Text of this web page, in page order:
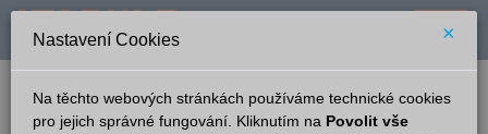
verze: 2.0.6 podpora: help-tabule@oltis.cz
English
Nastavení Cookies ×
Na těchto webových stránkách používáme technické cookies
pro jejich správné fungování. Kliknutím na Povolit vše